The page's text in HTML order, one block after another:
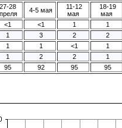
27-28
4-5 мая
11-12
мая
18-19
мая
<1 <1 1 1
1 3 2 2
1 1 <1 1
1 2 2 1
95 92 95 95